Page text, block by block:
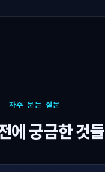
자주 묻는 질문
에 궁금한 것들